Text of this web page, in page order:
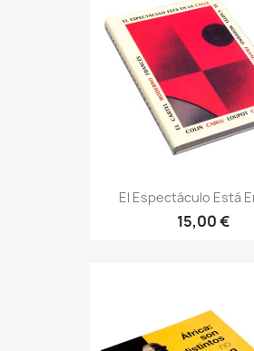
El Espectáculo Está
15,00 €